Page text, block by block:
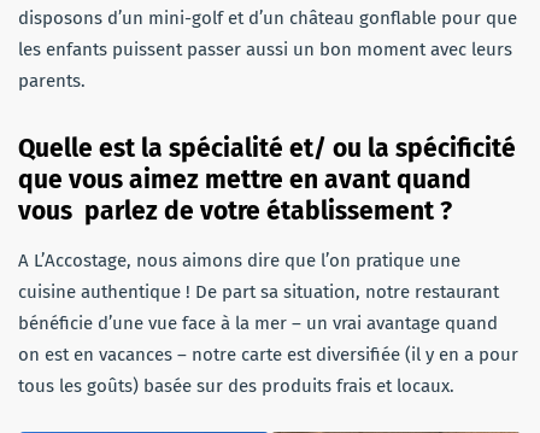
disposons d’un mini-golf et d’un château gonflable pour que
les enfants puissent passer aussi un bon moment avec leurs
parents.
Quelle est la spécialité et/ ou la spécificité
que vous aimez mettre en avant quand
vous parlez de votre établissement ?
A L’Accostage, nous aimons dire que l’on pratique une
cuisine authentique ! De part sa situation, notre restaurant
bénéficie d’une vue face à la mer – un vrai avantage quand
on est en vacances – notre carte est diversifiée (il y en a pour
tous les goûts) basée sur des produits frais et locaux.